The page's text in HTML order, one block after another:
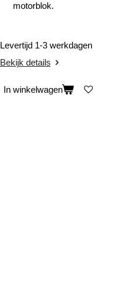
motorblok.
Levertijd 1-3 werkdagen
Bekijk details
In winkelwagen